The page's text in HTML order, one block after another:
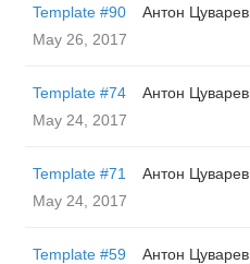
Template #90
Антон Цуварев
May 26, 2017
Template #74
Антон Цуварев
May 24, 2017
Template #71
Антон Цуварев
May 24, 2017
Template #59
Антон Цуварев